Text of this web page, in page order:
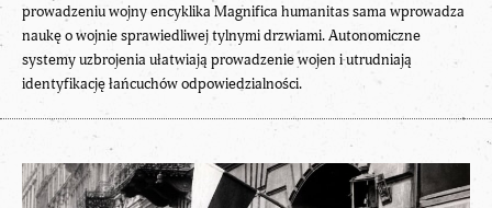
prowadzeniu wojny encyklika Magnifica humanitas sama wprowadza
naukę o wojnie sprawiedliwej tylnymi drzwiami. Autonomiczne
systemy uzbrojenia ułatwiają prowadzenie wojen i utrudniają
identyfikację łańcuchów odpowiedzialności.